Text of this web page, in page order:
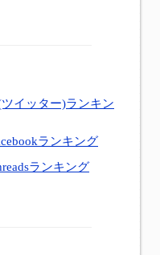
イッター)ランキン
ランキング
ランキング